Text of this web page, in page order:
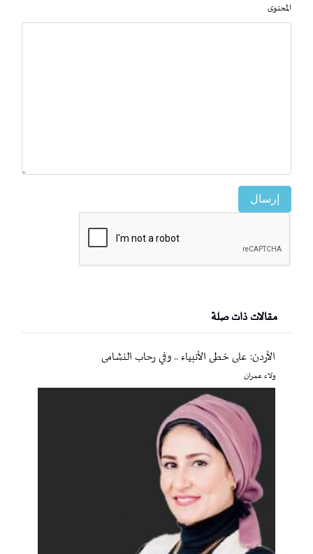
المحتوى
إرسال
مقالات ذات صلة
الأردن: على خطى الأنبياء .. وفي رحاب النشامى
ولاء عمران